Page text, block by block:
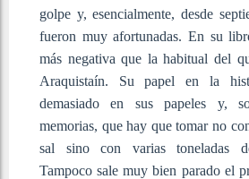
golpe y, esencialmente, desde
fueron muy afortunadas. En su
más negativa que la habitual del
Araquistaín. Su papel en la
demasiado en sus papeles y,
memorias, que hay que tomar no
sal sino con varias toneladas
Tampoco sale muy bien parado el